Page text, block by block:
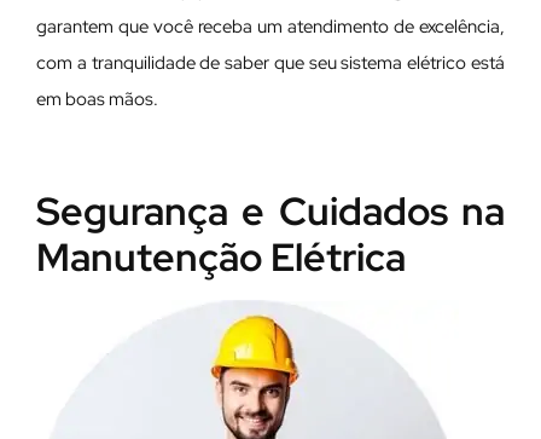
garantem que você receba um atendimento de excelência,
com a tranquilidade de saber que seu sistema elétrico está
em boas mãos.
Segurança e Cuidados na
Manutenção Elétrica